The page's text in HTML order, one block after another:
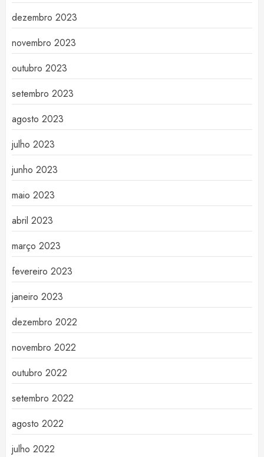
dezembro 2023
novembro 2023
outubro 2023
setembro 2023
agosto 2023
julho 2023
junho 2023
maio 2023
abril 2023
março 2023
fevereiro 2023
janeiro 2023
dezembro 2022
novembro 2022
outubro 2022
setembro 2022
agosto 2022
julho 2022